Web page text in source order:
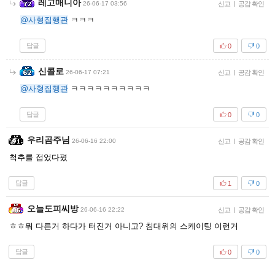
레고매니아 26-06-17 03:56 신고 | 공감 확인
@사형집행관 ㅋㅋㅋ
답글 0
0
신콜로 26-06-17 07:21 신고 | 공감 확인
@사형집행관 ㅋㅋㅋㅋㅋㅋㅋㅋㅋㅋ
답글 0
0
우리곰주님 26-06-16 22:00 신고 | 공감 확인
척추를 접었다폈
답글 0
1
오늘도피씨방 26-06-16 22:22 신고 | 공감 확인
ㅎㅎ뭐 다른거 하다가 터진거 아니고? 침대위의 스케이팅 이런거
답글 0
0